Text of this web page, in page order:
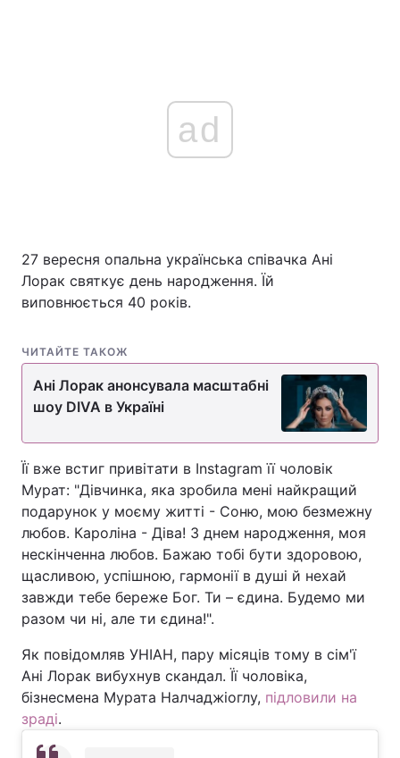
ad
27 вересня опальна українська співачка Ані
Лорак святкує день народження. Їй
виповнюється 40 років.
ЧИТАЙТЕ ТАКОЖ
Ані Лорак анонсувала масштабні
шоу DIVA в Україні
Її вже встиг привітати в Instagram її чоловік
Мурат: "Дівчинка, яка зробила мені найкращий
подарунок у моєму житті - Соню, мою безмежну
любов. Кароліна - Діва! З днем народження, моя
нескінченна любов. Бажаю тобі бути здоровою,
щасливою, успішною, гармонії в душі й нехай
завжди тебе береже Бог. Ти – єдина. Будемо ми
разом чи ні, але ти єдина!".
Як повідомляв УНІАН, пару місяців тому в сім'ї
Ані Лорак вибухнув скандал. Її чоловіка,
бізнесмена Мурата Налчаджіоглу, підловили на
зраді.